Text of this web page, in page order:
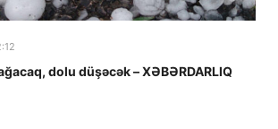
dolu düşəcək – XƏBƏRDARLIQ